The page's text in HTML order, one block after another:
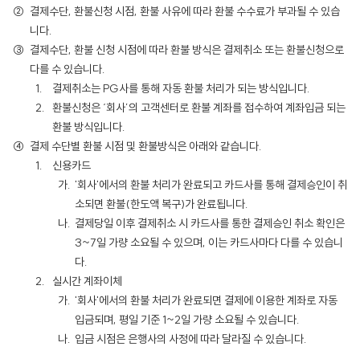
결제수단, 환불신청 시점, 환불 사유에 따라 환불 수수료가 부과될 수 있습
니다.
결제수단, 환불 신청 시점에 따라 환불 방식은 결제취소 또는 환불신청으로
다를 수 있습니다.
결제취소는 PG사를 통해 자동 환불 처리가 되는 방식입니다.
환불신청은 ‘회사’의 고객센터로 환불 계좌를 접수하여 계좌입금 되는
환불 방식입니다.
결제 수단별 환불 시점 및 환불방식은 아래와 같습니다.
신용카드
'회사'에서의 환불 처리가 완료되고 카드사를 통해 결제승인이 취
소되면 환불(한도액 복구)가 완료됩니다.
결제당일 이후 결제취소 시 카드사를 통한 결제승인 취소 확인은
3~7일 가량 소요될 수 있으며, 이는 카드사마다 다를 수 있습니
다.
실시간 계좌이체
'회사'에서의 환불 처리가 완료되면 결제에 이용한 계좌로 자동
입금되며, 평일 기준 1~2일 가량 소요될 수 있습니다.
입금 시점은 은행사의 사정에 따라 달라질 수 있습니다.